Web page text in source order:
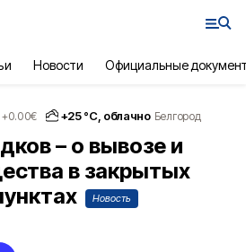
Новости Официальные
+0.00€ +25°С, облачно Белгород
– о вывозе и
в закрытых
Новость